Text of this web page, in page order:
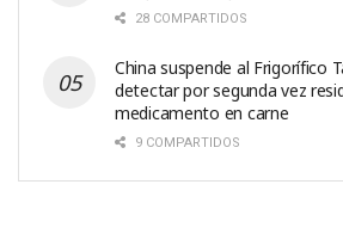
28 COMPARTIDOS
China suspende al Frigorífico
detectar por segunda vez
medicamento en carne
9 COMPARTIDOS